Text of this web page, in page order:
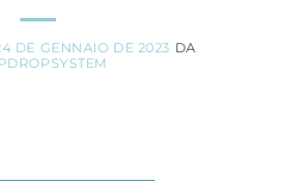
DE GENNAIO DE 2023 DA